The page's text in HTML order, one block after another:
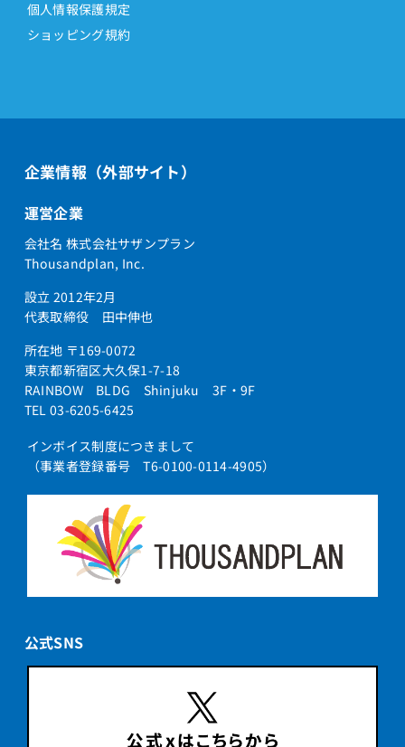
個人情報保護規定
ショッピング規約
企業情報（外部サイト）
運営企業
会社名 株式会社サザンプラン
Thousandplan, Inc.
設立 2012年2月
代表取締役 田中伸也
所在地 〒169-0072
東京都新宿区大久保1-7-18
RAINBOW BLDG Shinjuku 3F・9F
TEL 03-6205-6425
インボイス制度につきまして
（事業者登録番号 T6-0100-0114-4905）
公式SNS